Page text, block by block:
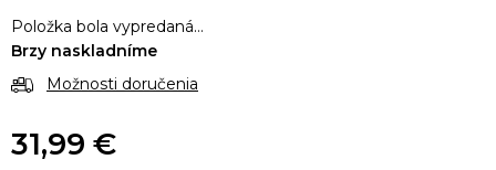
Položka bola vypredaná…
Brzy naskladníme
Možnosti doručenia
31,99 €